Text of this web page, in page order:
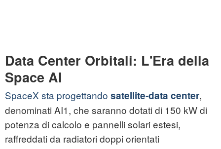
Data Center Orbitali: L'Era della
Space AI
SpaceX sta progettando satellite-data center,
denominati AI1, che saranno dotati di 150 kW di
potenza di calcolo e pannelli solari estesi,
raffreddati da radiatori doppi orientati